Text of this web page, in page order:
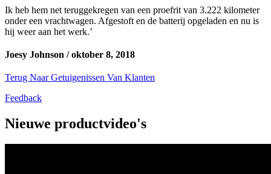
Ik heb hem net teruggekregen van een proefrit van 3.222 kilometer
onder een vrachtwagen. Afgestoft en de batterij opgeladen en nu is
hij weer aan het werk.’
Joesy Johnson /oktober 8, 2018
Terug Naar Getuigenissen Van Klanten
Feedback
Nieuwe productvideo's